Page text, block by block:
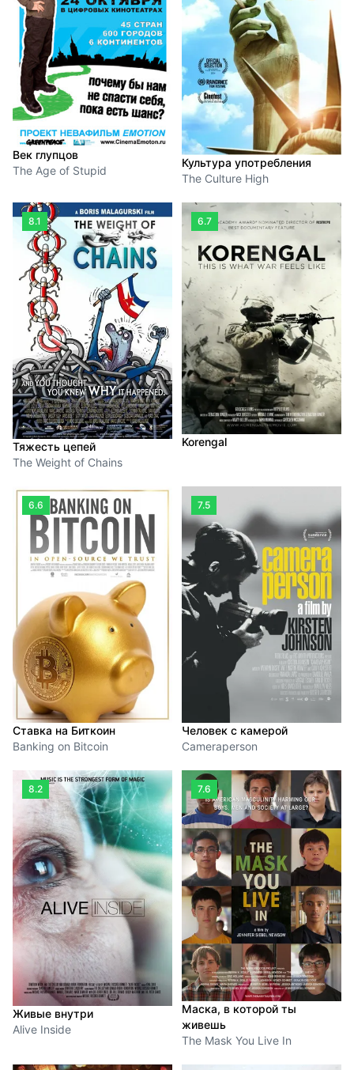
Век глупцов
The Age of Stupid
Культура употребления
The Culture High
8.1
Тяжесть цепей
The Weight of Chains
6.7
Korengal
6.6
Ставка на Биткоин
Banking on Bitcoin
7.5
Человек с камерой
Cameraperson
8.2
Живые внутри
Alive Inside
7.6
Маска, в которой ты
живешь
The Mask You Live In